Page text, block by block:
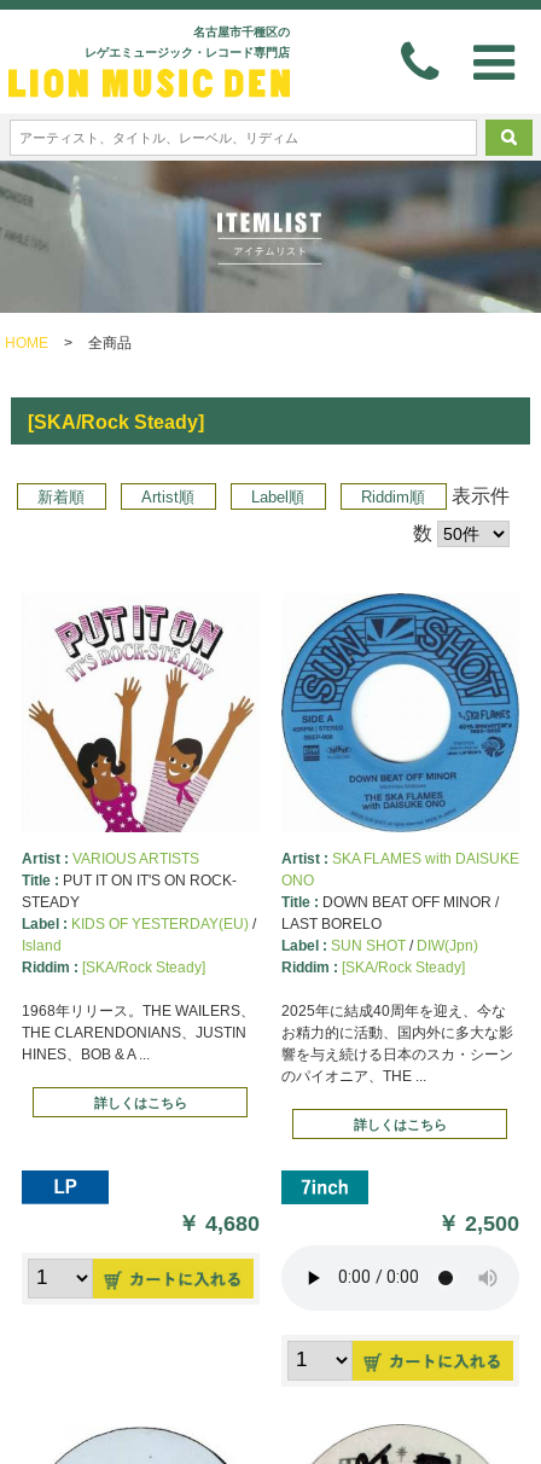
名古屋市千種区の
レゲエミュージック・レコード専門店
HOME > 全商品
[SKA/Rock Steady]
新着順 Artist順 Label順 Riddim順
表示件
数
Artist : VARIOUS ARTISTS
Title : PUT IT ON IT'S ON ROCK-
STEADY
Label : KIDS OF YESTERDAY(EU)/
Island
Riddim : [SKA/Rock Steady]
1968年リリース。THE WAILERS、
THE CLARENDONIANS、JUSTIN
HINES、BOB & A ...
詳しくはこちら
￥4,680
Artist : SKA FLAMES with DAISUKE
ONO
Title : DOWN BEAT OFF MINOR /
LAST BORELO
Label : SUN SHOT/ DIW(Jpn)
Riddim : [SKA/Rock Steady]
2025年に結成40周年を迎え、今な
お精力的に活動、国内外に多大な影
響を与え続ける日本のスカ・シーン
のパイオニア、THE ...
詳しくはこちら
￥2,500